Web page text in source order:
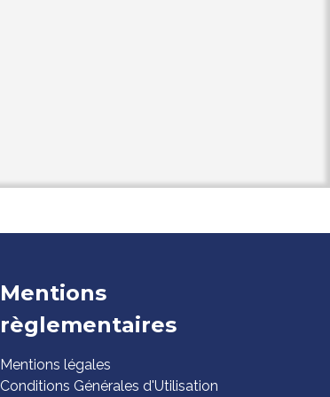
Mentions
règlementaires
Mentions légales
Conditions Générales d'Utilisation